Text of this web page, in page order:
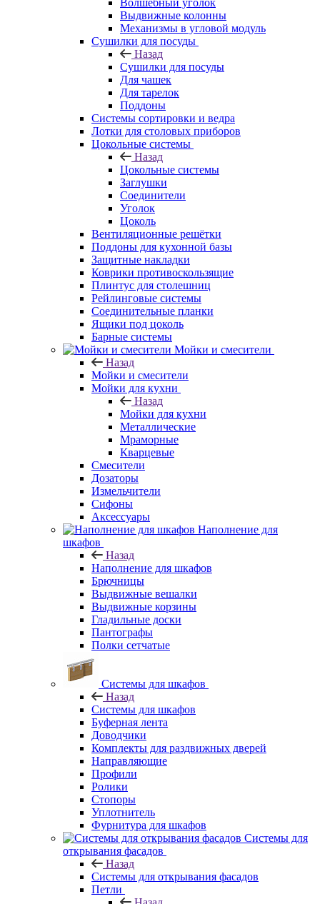
Волшебный уголок
Выдвижные колонны
Механизмы в угловой модуль
Сушилки для посуды
Назад
Сушилки для посуды
Для чашек
Для тарелок
Поддоны
Системы сортировки и ведра
Лотки для столовых приборов
Цокольные системы
Назад
Цокольные системы
Заглушки
Соединители
Уголок
Цоколь
Вентиляционные решётки
Поддоны для кухонной базы
Защитные накладки
Коврики противоскользящие
Плинтус для столешниц
Рейлинговые системы
Соединительные планки
Ящики под цоколь
Барные системы
Мойки и смесители
Назад
Мойки и смесители
Мойки для кухни
Назад
Мойки для кухни
Металлические
Мраморные
Кварцевые
Смесители
Дозаторы
Измельчители
Сифоны
Аксессуары
Наполнение для
шкафов
Назад
Наполнение для шкафов
Брючницы
Выдвижные вешалки
Выдвижные корзины
Гладильные доски
Пантографы
Полки сетчатые
Системы для шкафов
Назад
Системы для шкафов
Буферная лента
Доводчики
Комплекты для раздвижных дверей
Направляющие
Профили
Ролики
Стопоры
Уплотнитель
Фурнитура для шкафов
Системы для
открывания фасадов
Назад
Системы для открывания фасадов
Петли